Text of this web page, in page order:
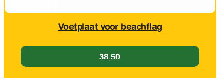
Voetplaat voor beachflag
38,50